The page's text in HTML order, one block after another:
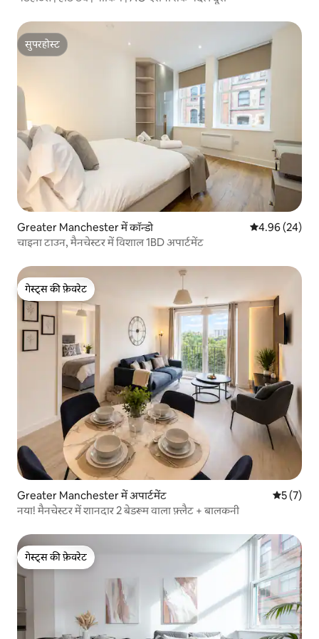
सुपरहोस्ट
सुपरहोस्ट
Greater Manchester में कॉन्डो औसत रेटिंग 5 में
4.96 (24)
चाइना टाउन, मैनचेस्टर में विशाल 1BD अपार्टमेंट
गेस्ट्स की फ़ेवरेट
गेस्ट्स की फ़ेवरेट
Greater Manchester में अपार्टमेंट औसत रेटिंग
5 (7)
नया! मैनचेस्टर में शानदार 2 बेडरूम वाला फ़्लैट + बालकनी
गेस्ट्स की फ़ेवरेट
गेस्ट्स की फ़ेवरेट